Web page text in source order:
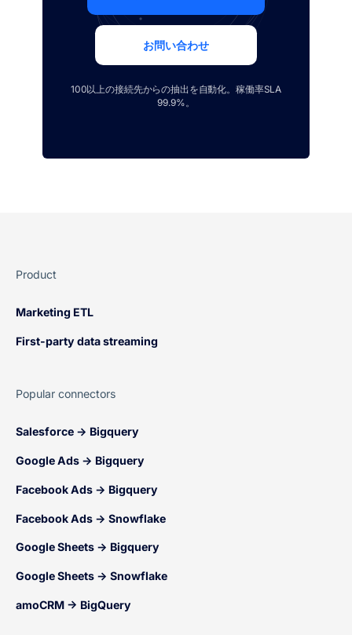
お問い合わせ
100以上の接続先からの抽出を自動化。稼働率SLA
99.9%。
Product
Marketing ETL
First-party data streaming
Popular connectors
Salesforce → Bigquery
Google Ads → Bigquery
Facebook Ads → Bigquery
Facebook Ads → Snowflake
Google Sheets → Bigquery
Google Sheets → Snowflake
amoCRM → BigQuery